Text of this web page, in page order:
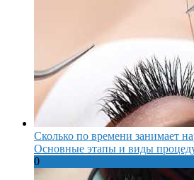
Сколько по времени занимает
Основные этапы и виды
0